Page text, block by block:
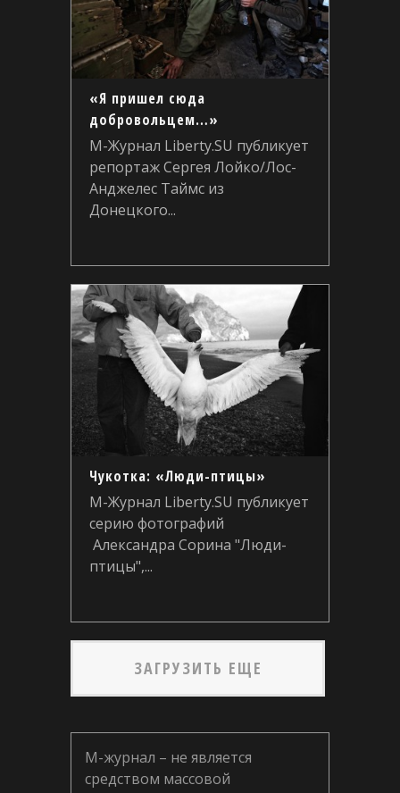
«Я пришел сюда
добровольцем…»
М-Журнал Liberty.SU публикует
репортаж Сергея Лойко/Лос-
Анджелес Таймс из
Донецкого...
Чукотка: «Люди-птицы»
М-Журнал Liberty.SU публикует
серию фотографий
Александра Сорина "Люди-
птицы",...
ЗАГРУЗИТЬ ЕЩЕ
М-журнал – не является
средством массовой